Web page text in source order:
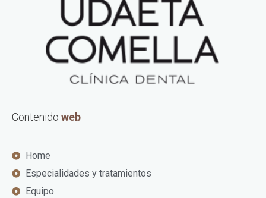
Contenido web
Home
Especialidades y tratamientos
Equipo